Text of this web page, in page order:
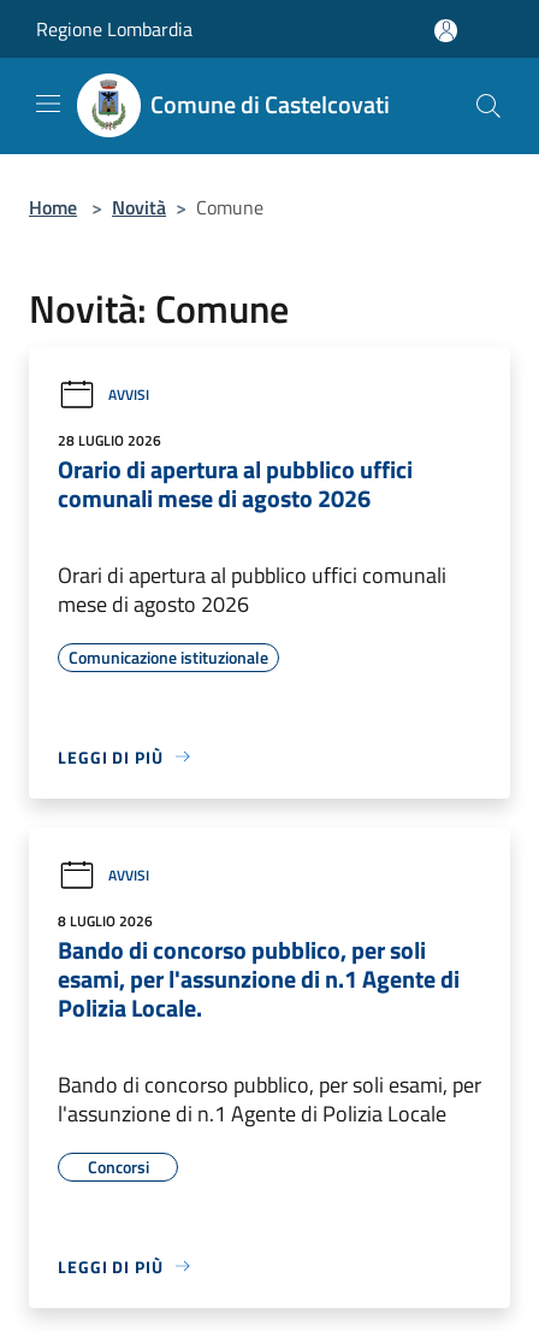
Regione Lombardia
Comune di Castelcovati
Home > Novità > Comune
Novità: Comune
AVVISI
28 LUGLIO 2026
Orario di apertura al pubblico uffici
comunali mese di agosto 2026
Orari di apertura al pubblico uffici comunali
mese di agosto 2026
Comunicazione istituzionale
LEGGI DI PIÙ
AVVISI
8 LUGLIO 2026
Bando di concorso pubblico, per soli
esami, per l'assunzione di n.1 Agente di
Polizia Locale.
Bando di concorso pubblico, per soli esami, per
l'assunzione di n.1 Agente di Polizia Locale
Concorsi
LEGGI DI PIÙ